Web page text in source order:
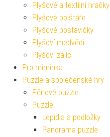
Plyšové a textilní hračky
Plyšové polštáře
Plyšové postavičky
Plyšoví medvědi
Plyšoví zajíci
Pro miminka
Puzzle a společenské hry
Pěnové puzzle
Puzzle
Lepidla a podložky
Panorama puzzle